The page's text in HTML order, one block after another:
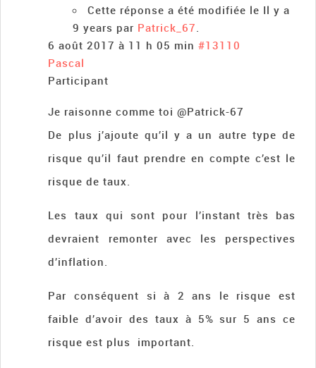
Cette réponse a été modifiée le Il y a
9 years par Patrick_67.
6 août 2017 à 11 h 05 min #13110
Pascal
Participant
Je raisonne comme toi @Patrick-67
De plus j’ajoute qu’il y a un autre type de
risque qu’il faut prendre en compte c’est le
risque de taux.
Les taux qui sont pour l’instant très bas
devraient remonter avec les perspectives
d’inflation.
Par conséquent si à 2 ans le risque est
faible d’avoir des taux à 5% sur 5 ans ce
risque est plus important.